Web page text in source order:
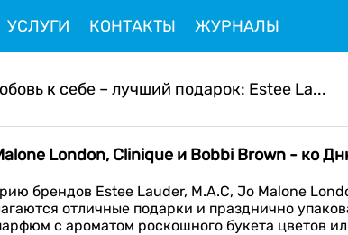
УСЛУГИ КОНТАКТЫ ЖУРНАЛЫ
к себе – лучший подарок: Estee La...
London, Clinique и Bobbi Brown - ко
брендов Estee Lauder, М.А.С, Jo Malone
отличные подарки и празднично
с ароматом роскошного букета цветов